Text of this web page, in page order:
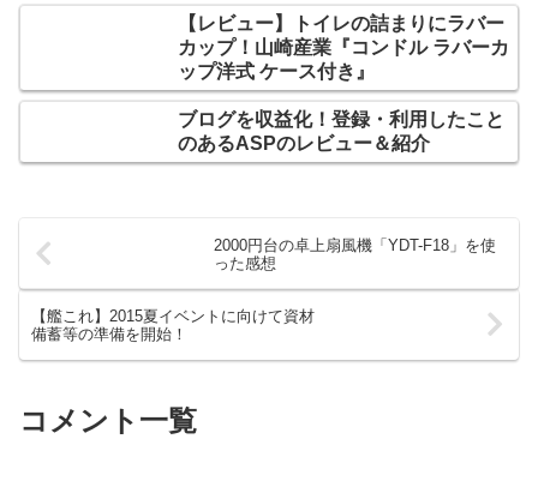
【レビュー】トイレの詰まりにラバー
カップ！山崎産業『コンドル ラバーカ
ップ洋式 ケース付き』
ブログを収益化！登録・利用したこと
のあるASPのレビュー＆紹介
2000円台の卓上扇風機「YDT-F18」を使
った感想
【艦これ】2015夏イベントに向けて資材
備蓄等の準備を開始！
コメント一覧